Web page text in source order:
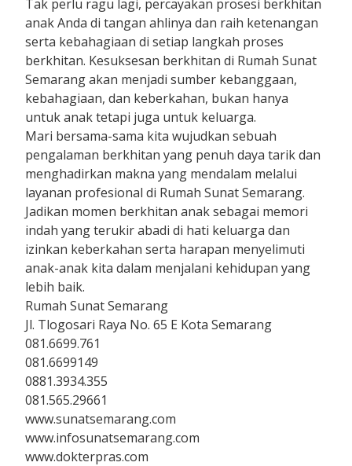
Tak perlu ragu lagi, percayakan prosesi berkhitan
anak Anda di tangan ahlinya dan raih ketenangan
serta kebahagiaan di setiap langkah proses
berkhitan. Kesuksesan berkhitan di Rumah Sunat
Semarang akan menjadi sumber kebanggaan,
kebahagiaan, dan keberkahan, bukan hanya
untuk anak tetapi juga untuk keluarga.
Mari bersama-sama kita wujudkan sebuah
pengalaman berkhitan yang penuh daya tarik dan
menghadirkan makna yang mendalam melalui
layanan profesional di Rumah Sunat Semarang.
Jadikan momen berkhitan anak sebagai memori
indah yang terukir abadi di hati keluarga dan
izinkan keberkahan serta harapan menyelimuti
anak-anak kita dalam menjalani kehidupan yang
lebih baik.
Rumah Sunat Semarang
Jl. Tlogosari Raya No. 65 E Kota Semarang
081.6699.761
081.6699149
0881.3934.355
081.565.29661
www.sunatsemarang.com
www.infosunatsemarang.com
www.dokterpras.com